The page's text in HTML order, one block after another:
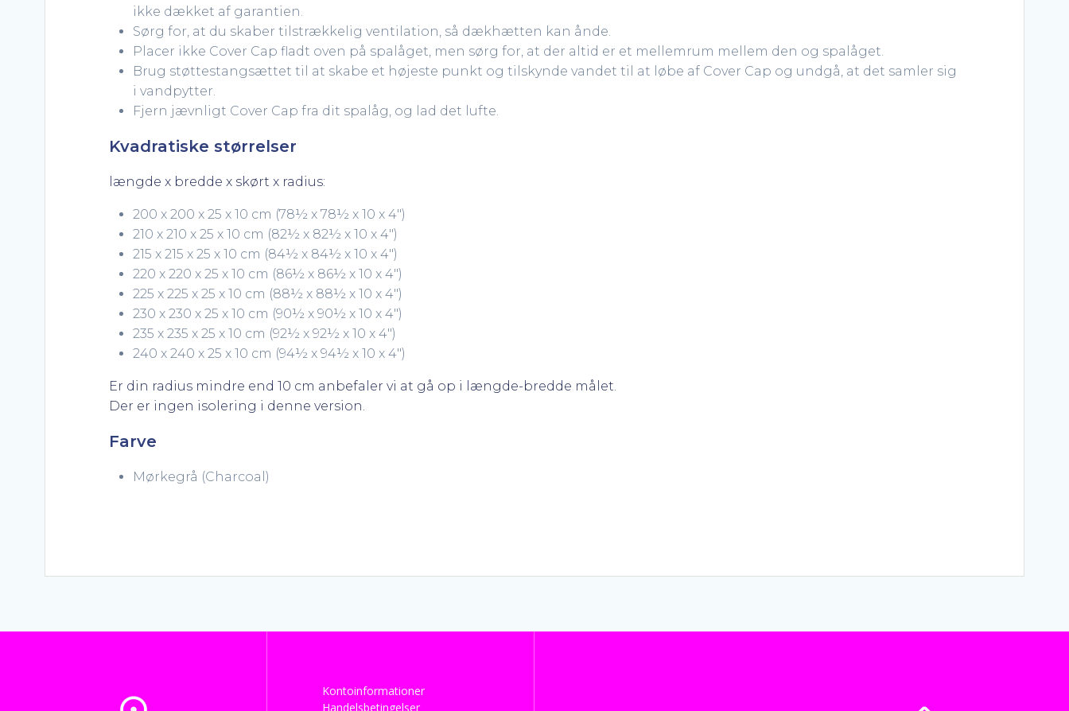
ikke dækket af garantien.
Sørg for, at du skaber tilstrækkelig ventilation, så dækhætten kan ånde.
Placer ikke Cover Cap fladt oven på spalåget, men sørg for, at der altid er et mellemrum mellem den og spalåget.
Brug støttestangsættet til at skabe et højeste punkt og tilskynde vandet til at løbe af Cover Cap og undgå, at det samler sig
i vandpytter.
Fjern jævnligt Cover Cap fra dit spalåg, og lad det lufte.
Kvadratiske størrelser
længde x bredde x skørt x radius:
200 x 200 x 25 x 10 cm (78½ x 78½ x 10 x 4″)
210 x 210 x 25 x 10 cm (82½ x 82½ x 10 x 4″)
215 x 215 x 25 x 10 cm (84½ x 84½ x 10 x 4″)
220 x 220 x 25 x 10 cm (86½ x 86½ x 10 x 4″)
225 x 225 x 25 x 10 cm (88½ x 88½ x 10 x 4″)
230 x 230 x 25 x 10 cm (90½ x 90½ x 10 x 4″)
235 x 235 x 25 x 10 cm (92½ x 92½ x 10 x 4″)
240 x 240 x 25 x 10 cm (94½ x 94½ x 10 x 4″)
Er din radius mindre end 10 cm anbefaler vi at gå op i længde-bredde målet.
Der er ingen isolering i denne version.
Farve
Mørkegrå (Charcoal)
Kontoinformationer
Handelsbetingelser